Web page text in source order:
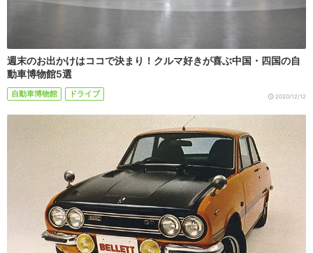
週末のお出かけはココで決まり！クルマ好きが喜ぶ中国・四国の自
動車博物館5選
自動車博物館 ドライブ 2020/12/12